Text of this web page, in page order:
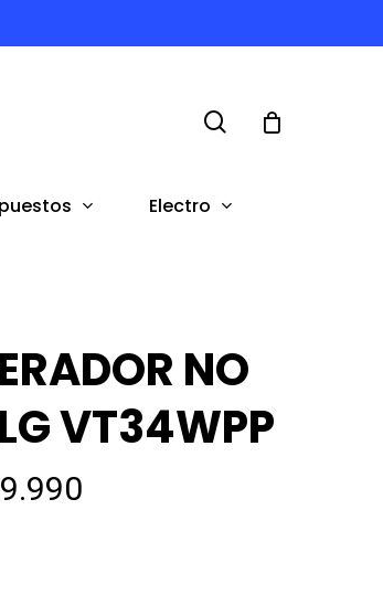
Electro
NO
VT34WPP